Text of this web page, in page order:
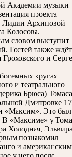
Академии музыки
проекта
Лидии Архиповой
Колосова.
словом выступит
Гостей также ждёт
и
кругах
и театрального
Брюса)
Дмитровке
«Максим». Это был
В «Максиме» у
Холодная, Эльвира
познакомил
и американским
у него после